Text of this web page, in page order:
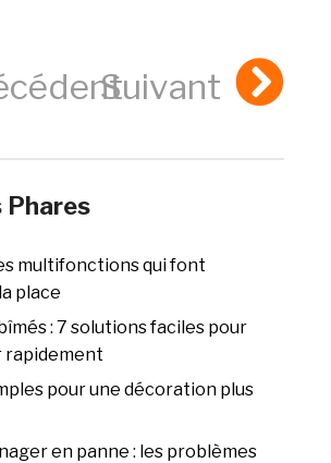
Suivant
multifonctions qui font
place
: 7 solutions faciles pour
rapidement
pour une décoration plus
en panne : les problèmes